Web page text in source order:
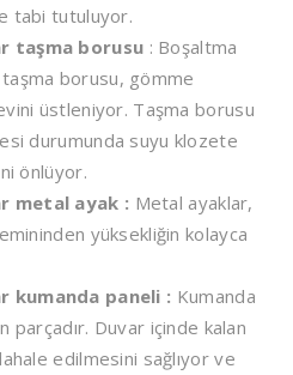
tabi tutuluyor.
taşma borusu : Boşaltma
taşma borusu, gömme
üstleniyor. Taşma borusu
durumunda suyu klozete
önlüyor.
metal ayak : Metal ayaklar,
yüksekliğin kolayca
kumanda paneli : Kumanda
parçadır. Duvar içinde kalan
edilmesini sağlıyor ve